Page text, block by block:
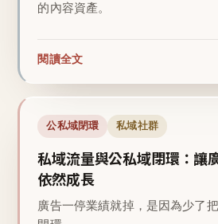
的內容資產。
閱讀全文
公私域閉環 私域社群
私域流量與公私域閉環：讓
依然成長
廣告一停業績就掉，是因為少了